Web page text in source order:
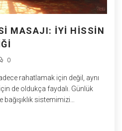
MASAJI: İYI HISSIN
0
rahatlamak için değil, aynı
de oldukça faydalı. Günlük
sistemimizi
bile olumlu etkileyebilir. Peki,